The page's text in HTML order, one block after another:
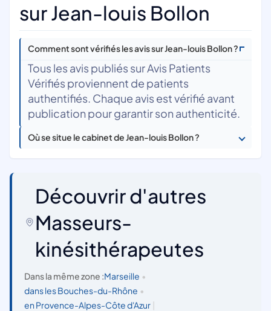
sur Jean-louis Bollon
Comment sont vérifiés les avis sur Jean-louis Bollon ?
Tous les avis publiés sur Avis Patients
Vérifiés proviennent de patients
authentifiés. Chaque avis est vérifié avant
publication pour garantir son authenticité.
Où se situe le cabinet de Jean-louis Bollon ?
Découvrir d'autres
Masseurs-
kinésithérapeutes
Dans la même zone :Marseille •
dans les Bouches-du-Rhône •
en Provence-Alpes-Côte d'Azur